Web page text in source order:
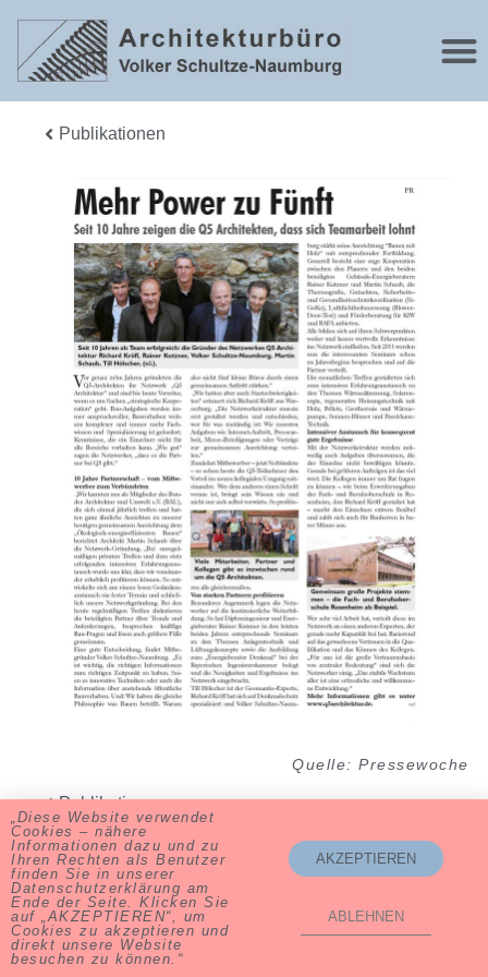
Publikationen
Quelle: Pressewoche
Publikationen
Volker Schultze-Naumburg ∙ 83236 Übersee ∙ Tel. 08642-59 88
„Diese Website verwendet
Cookies – nähere
Informationen dazu und zu
Ihren Rechten als Benutzer
finden Sie in unserer
Datenschutzerklärung am
Ende der Seite. Klicken Sie
auf „AKZEPTIEREN“, um
Cookies zu akzeptieren und
direkt unsere Website
besuchen zu können.“
AKZEPTIEREN
ABLEHNEN